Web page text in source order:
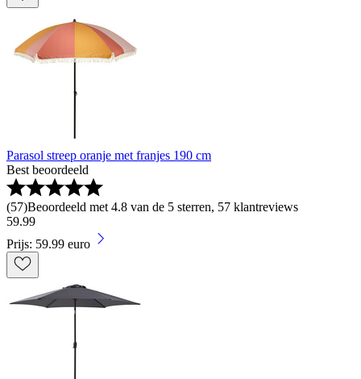
Parasol streep oranje met franjes 190 cm
Best beoordeeld
(57)Beoordeeld met 4.8 van de 5 sterren, 57 klantreviews
59.99
Prijs: 59.99 euro